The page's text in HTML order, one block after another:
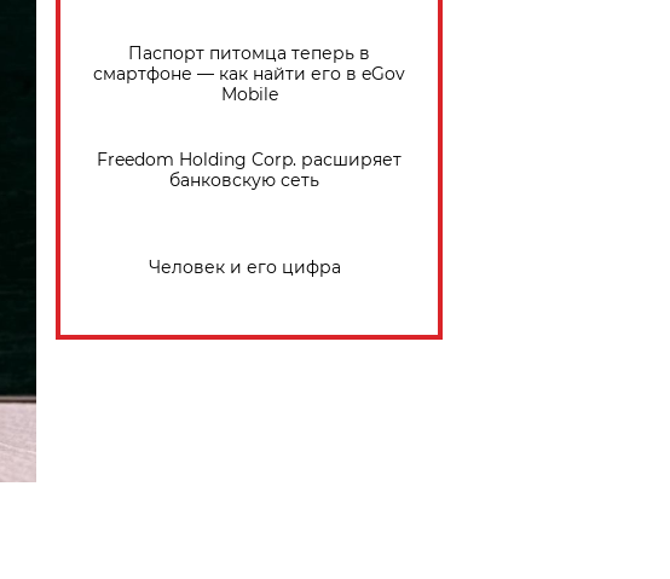
Паспорт питомца теперь в
смартфоне — как найти его в eGov
Mobile
Freedom Holding Corp. расширяет
банковскую сеть
Человек и его цифра